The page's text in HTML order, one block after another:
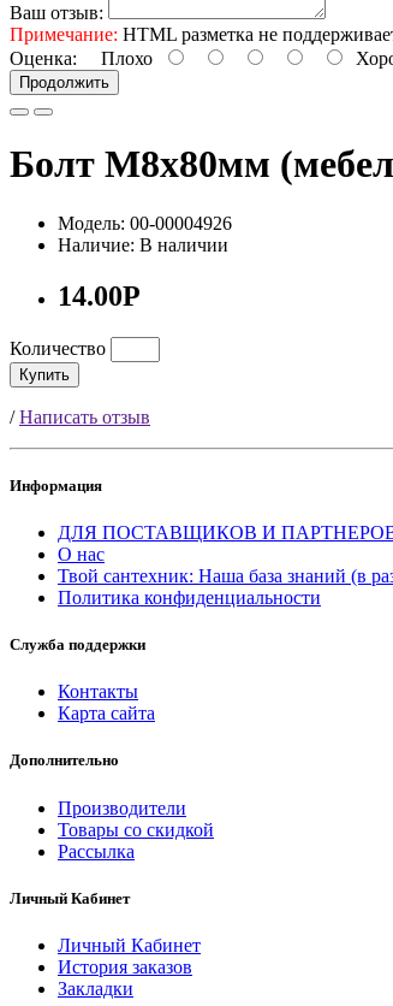
Ваш отзыв:
Примечание: HTML разметка не
Оценка: Плохо
Продолжить
Болт М8х80мм
Модель: 00-00004926
Наличие: В наличии
14.00Р
Количество
Купить
/Написать отзыв
Информация
ДЛЯ ПОСТАВЩИКОВ И
О нас
Твой сантехник: Наша база знаний (в
Политика конфиденциальности
Служба поддержки
Контакты
Карта сайта
Дополнительно
Производители
Товары со скидкой
Рассылка
Личный Кабинет
Личный Кабинет
История заказов
Закладки